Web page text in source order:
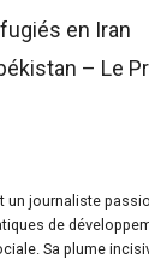
en Iran
– Le
un journaliste
de
Sa plume